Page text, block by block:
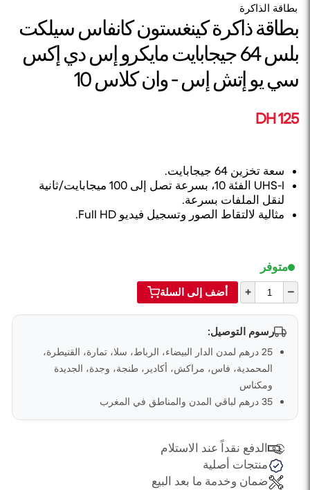
بطاقة الذاكرة
بطاقة ذاكرة كينغستون كانفاس سيلكت
بلس 64 جيجابايت مايكرو إس دي إكس
سي يو إتش إس - وان كلاس 10
125 DH
سعة تخزين 64 جيجابايت.
UHS-I الفئة 10، بسرعة تصل إلى 100 ميجابايت/ثانية
لنقل الملفات بسرعة.
مثالية لالتقاط الصور وتسجيل فيديو Full HD.
متوفر
–
+ أضف إلى السلة
رسوم التوصيل:
25 درهم لمدن الدار البيضاء، الرباط، سلا، تمارة، القنيطرة،
المحمدية، فاس، مراكش، أكادير، طنجة، وجدة، الجديدة
ومكناس
35 درهم لباقي المدن والمناطق في المغرب
الدفع نقداً عند الاستلام
منتجات أصلية
ضمان وخدمة ما بعد البيع